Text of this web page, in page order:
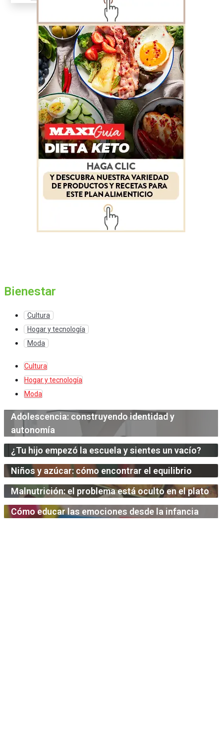
Bienestar
Cultura
Hogar y tecnología
Moda
Cultura
Hogar y tecnología
Moda
Adolescencia: construyendo identidad y
autonomía
¿Tu hijo empezó la escuela y sientes un vacío?
Niños y azúcar: cómo encontrar el equilibrio
Malnutrición: el problema está oculto en el plato
Cómo educar las emociones desde la infancia